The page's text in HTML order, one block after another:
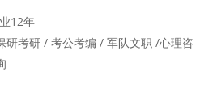
12年
研考研 / 考公考编 / 军队文职 /心理咨